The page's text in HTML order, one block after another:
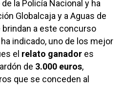
la Policía Nacional y ha
Globalcaja y a Aguas de
brindan a este concurso
indicado, uno de los mejor
el relato ganador es
de 3.000 euros,
que se conceden al